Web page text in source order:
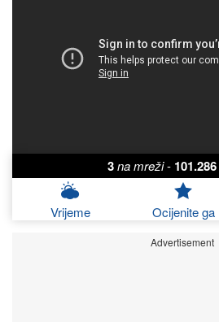
3na mreži- 101.286
Vrijeme Ocijenite ga
Advertisement